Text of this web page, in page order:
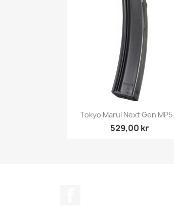
Snabbvy
Tokyo Marui Next Gen
529,00 kr